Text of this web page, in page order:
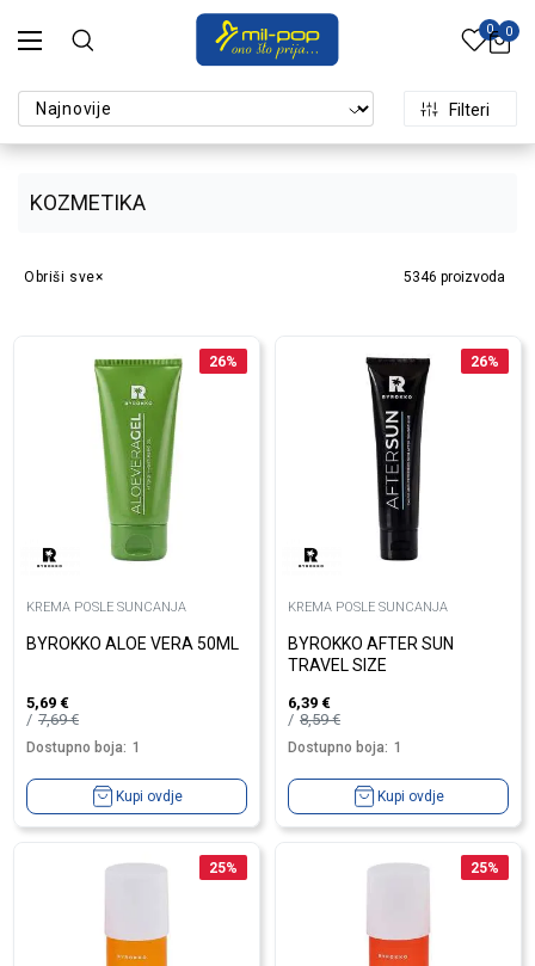
0 0
KOZMETIKA
Filteri
5346 proizvoda
Obriši sve
26%
KREMA POSLE SUNCANJA
BYROKKO ALOE VERA 50ML
5,69 €
7,69€
Dostupno boja: 1
Kupi ovdje
26%
KREMA POSLE SUNCANJA
BYROKKO AFTER SUN
TRAVEL SIZE
6,39 €
8,59€
Dostupno boja: 1
Kupi ovdje
25% 25%